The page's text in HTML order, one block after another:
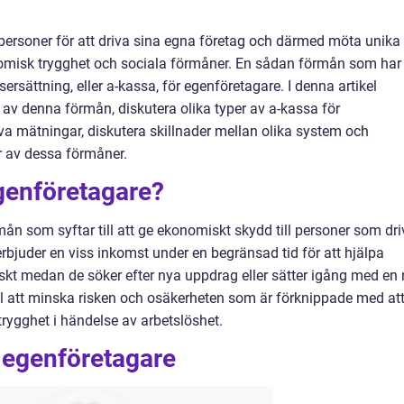
för att driva sina egna företag och därmed möta unika
trygghet och sociala förmåner. En sådan förmån som har
eller a-kassa, för egenföretagare. I denna artikel
denna förmån, diskutera olika typer av a-kassa för
mätningar, diskutera skillnader mellan olika system och
dessa förmåner.
som syftar till att ge ekonomiskt skydd till personer som
en viss inkomst under en begränsad tid för att hjälpa
medan de söker efter nya uppdrag eller sätter igång med en
minska risken och osäkerheten som är förknippade med att
i händelse av arbetslöshet.